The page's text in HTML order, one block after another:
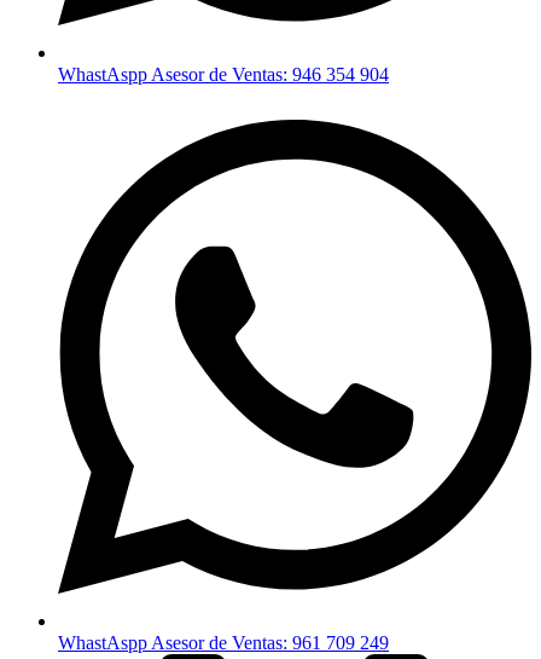
WhastAspp Asesor de Ventas: 946 354 904
WhastAspp Asesor de Ventas: 961 709 249